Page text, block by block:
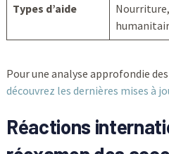
Types d’aide
Pour une analyse approfondie
découvrez les dernières mises à
Réactions